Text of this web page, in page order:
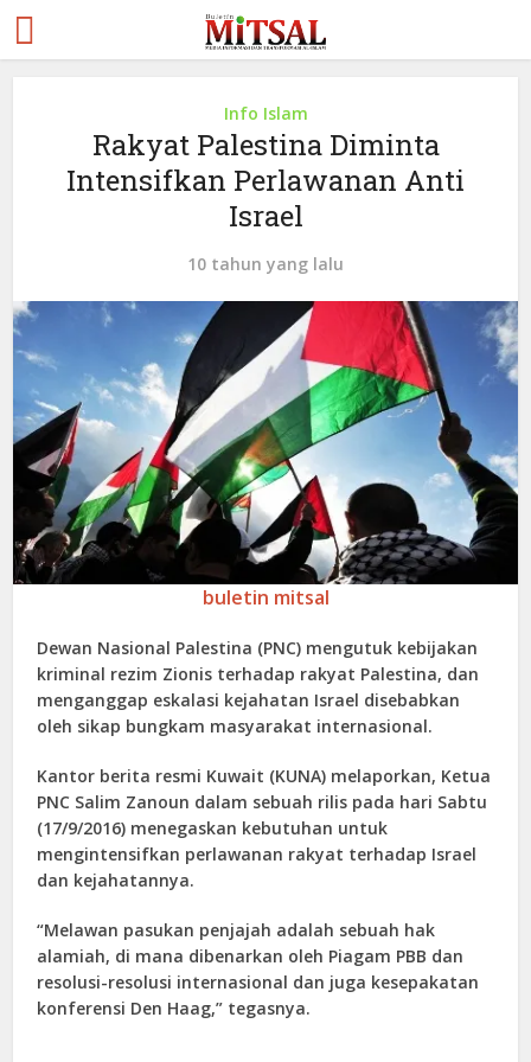
Info Islam
Rakyat Palestina Diminta
Intensifkan Perlawanan Anti
Israel
10 tahun yang lalu
buletin mitsal
Dewan Nasional Palestina (PNC) mengutuk kebijakan
kriminal rezim Zionis terhadap rakyat Palestina, dan
menganggap eskalasi kejahatan Israel disebabkan
oleh sikap bungkam masyarakat internasional.
Kantor berita resmi Kuwait (KUNA) melaporkan, Ketua
PNC Salim Zanoun dalam sebuah rilis pada hari Sabtu
(17/9/2016) menegaskan kebutuhan untuk
mengintensifkan perlawanan rakyat terhadap Israel
dan kejahatannya.
“Melawan pasukan penjajah adalah sebuah hak
alamiah, di mana dibenarkan oleh Piagam PBB dan
resolusi-resolusi internasional dan juga kesepakatan
konferensi Den Haag,” tegasnya.